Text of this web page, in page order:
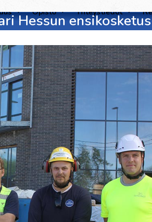
Opisto Yhteystiedot
Hessun